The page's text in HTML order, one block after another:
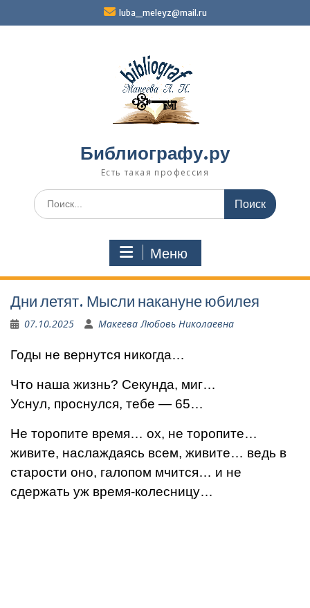
luba_meleyz@mail.ru
Библиографу.ру
Есть такая профессия
Поиск
по:
Меню
Дни летят. Мысли накануне юбилея
07.10.2025 Макеева Любовь Николаевна
Годы не вернутся никогда…
Что наша жизнь? Секунда, миг…
Уснул, проснулся, тебе — 65…
Не торопите время… ох, не торопите…
живите, наслаждаясь всем, живите… ведь в
старости оно, галопом мчится… и не
сдержать уж время-колесницу…